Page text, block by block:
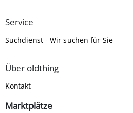
Service
Suchdienst - Wir suchen für Sie
Über oldthing
Kontakt
Marktplätze